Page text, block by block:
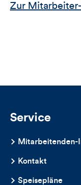
Zur
Service
Mitarbeitenden-
Kontakt
Speisepläne